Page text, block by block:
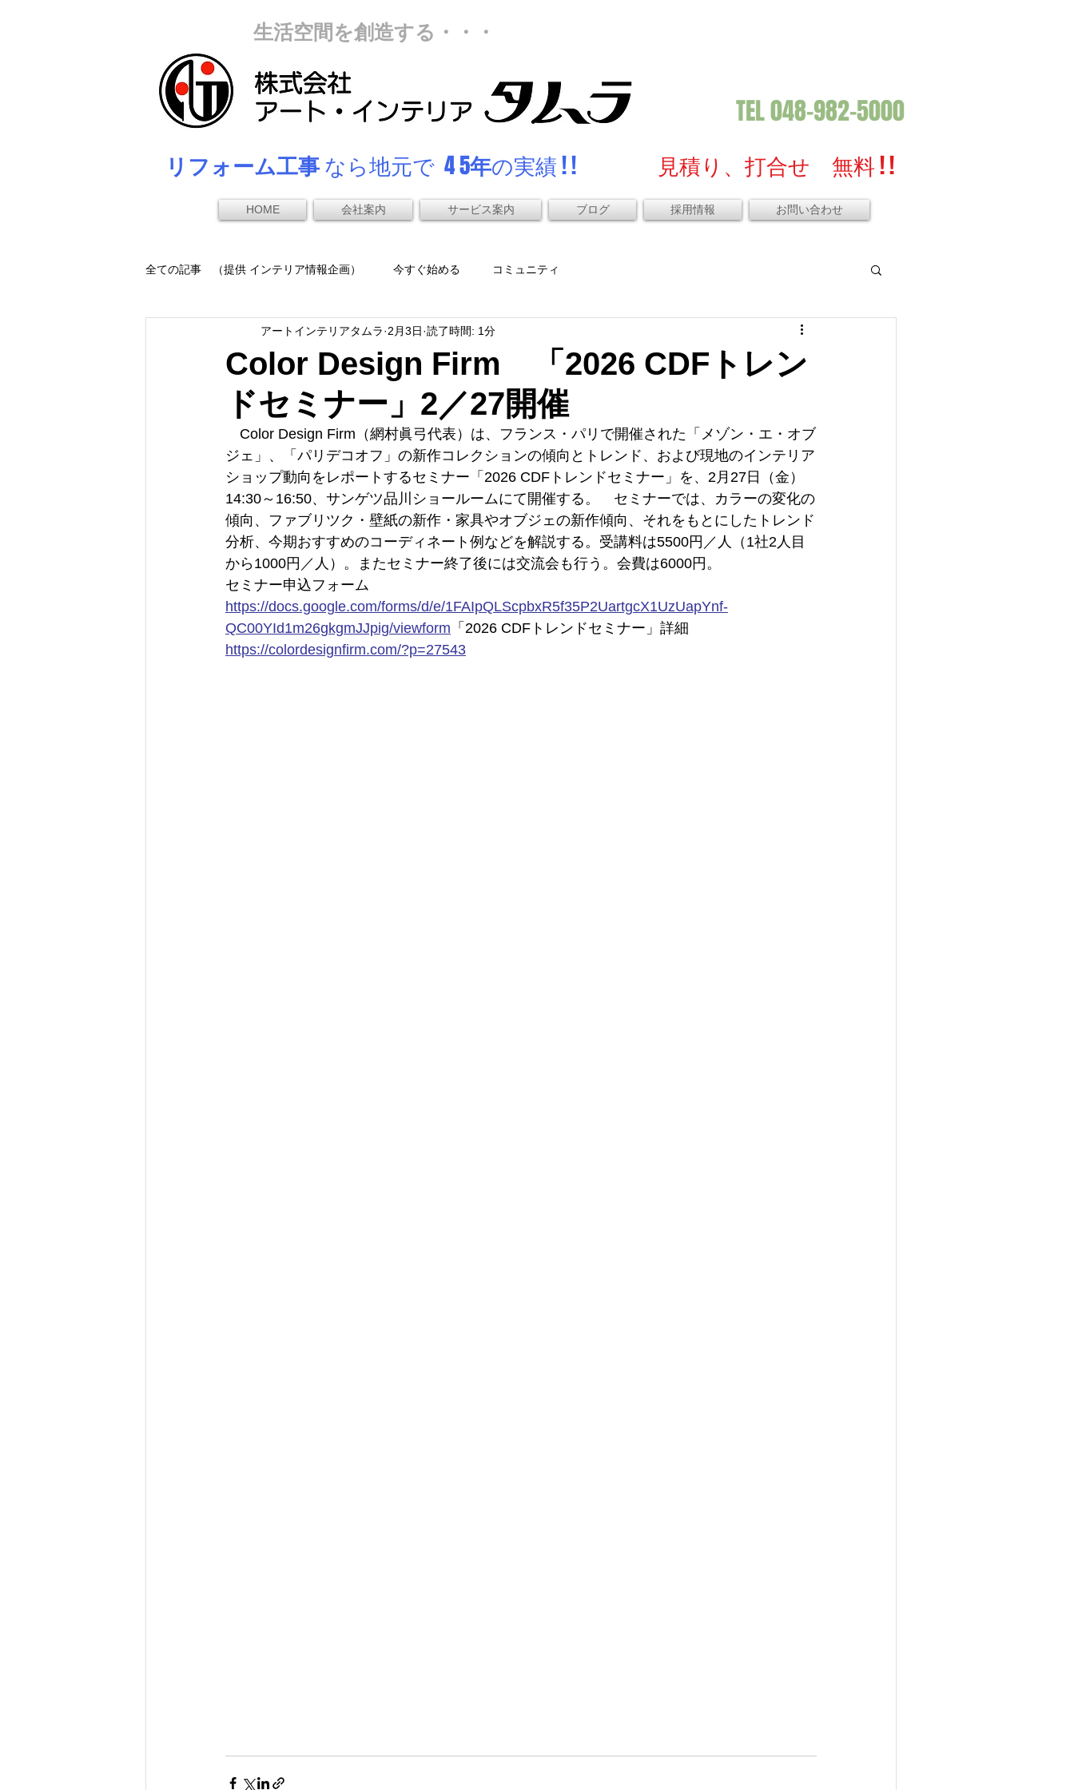
生活空間を創造する・・・
TEL 048-982-5000
リフォーム工事なら地元で 4 5年の実績 ! ! 見積り、打合せ 無料 ! !
HOME 会社案内 サービス案内 ブログ 採用情報 お問い合わせ
全ての記事 （提供 インテリア情報企画） 今すぐ始める コミュニティ
Color Design Firm 「2026 CDFトレン
ドセミナー」2／27開催
アートインテリアタムラ 2月3日 読了時間: 1分
Color Design Firm（網村眞弓代表）は、フランス・パリで開催された「メゾン・エ・オブ
ジェ」、「パリデコオフ」の新作コレクションの傾向とトレンド、および現地のインテリア
ショップ動向をレポートするセミナー「2026 CDFトレンドセミナー」を、2月27日（金）
14:30～16:50、サンゲツ品川ショールームにて開催する。　セミナーでは、カラーの変化の
傾向、ファブリツク・壁紙の新作・家具やオブジェの新作傾向、それをもとにしたトレンド
分析、今期おすすめのコーディネート例などを解説する。受講料は5500円／人（1社2人目
から1000円／人）。またセミナー終了後には交流会も行う。会費は6000円。
セミナー申込フォーム
https://docs.google.com/forms/d/e/1FAIpQLScpbxR5f35P2UartgcX1UzUapYnf-
QC00YId1m26gkgmJJpig/viewform 「2026 CDFトレンドセミナー」詳細
https://colordesignfirm.com/?p=27543